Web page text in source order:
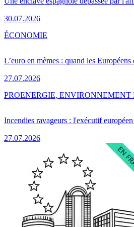
30.07.2026
L’euro en mèmes : quand les
27.07.2026
ÉCONOMIE
Incendies ravageurs : l'exécutif
27.07.2026
PROENERGIE, ENVIRONNEMENT